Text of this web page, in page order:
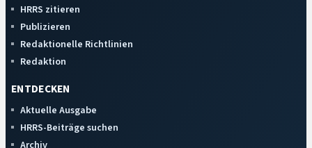
HRRS zitieren
Publizieren
Redaktionelle Richtlinien
Redaktion
ENTDECKEN
Aktuelle Ausgabe
HRRS-Beiträge suchen
Archiv